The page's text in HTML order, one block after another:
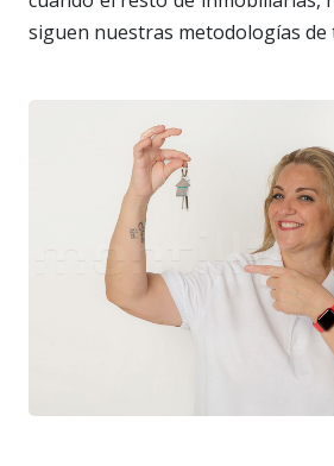
siguen nuestras metodologías de